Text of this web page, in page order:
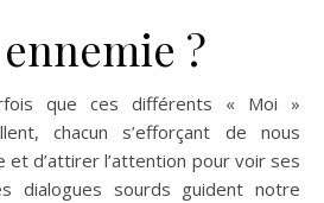
?
que ces différents « Moi »
chacun s’efforçant de nous
et d’attirer l’attention pour voir ses
dialogues sourds guident notre